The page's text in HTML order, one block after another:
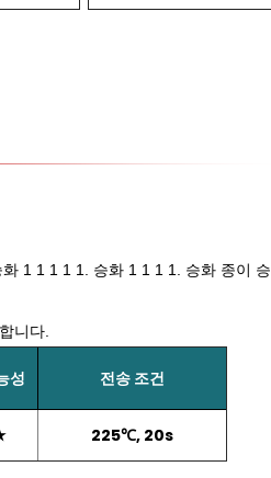
1 1 1 1 1. 승화 1 1 1 1. 승화 종이 승
니다.
성 전송 조건
225℃, 20s